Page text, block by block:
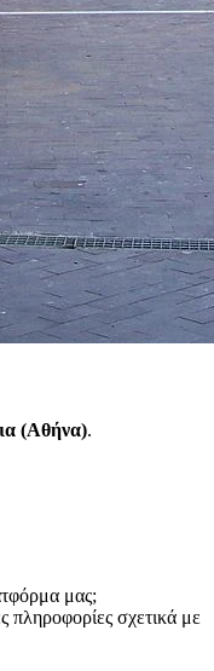
(Αθήνα).
μας;
πληροφορίες σχετικά με